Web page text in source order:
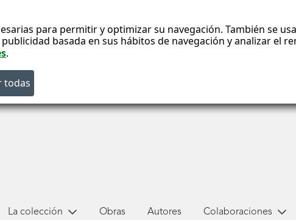
para permitir y optimizar su navegación. También se
basada en sus hábitos de navegación y analizar el
.
La colección Obras Autores Colaboraciones